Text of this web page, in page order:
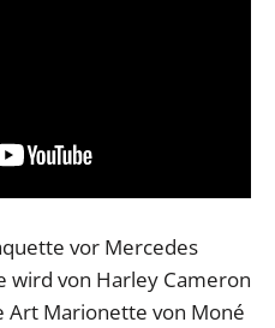
vor Mercedes
wird von Harley Cameron
Art Marionette von Moné